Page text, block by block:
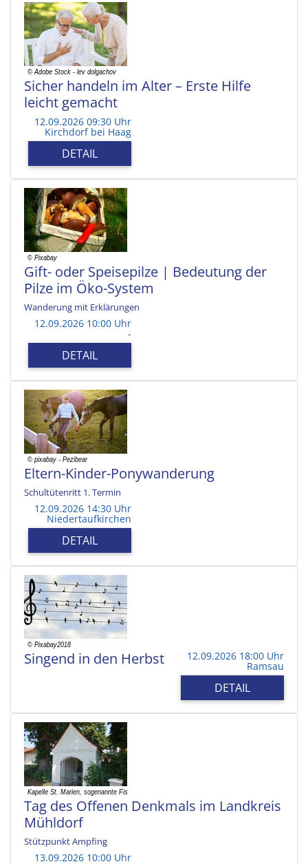
Sicher handeln im Alter – Erste Hilfe
leicht gemacht
12.09.2026 09:30 Uhr
Kirchdorf bei Haag
DETAIL
Gift- oder Speisepilze | Bedeutung der
Pilze im Öko-System
Wanderung mit Erklärungen
12.09.2026 10:00 Uhr
-
DETAIL
Eltern-Kinder-Ponywanderung
Schultütenritt 1. Termin
12.09.2026 14:30 Uhr
Niedertaufkirchen
DETAIL
Singend in den Herbst 12.09.2026 18:00 Uhr
Ramsau
DETAIL
Tag des Offenen Denkmals im Landkreis
Mühldorf
Stützpunkt Ampfing
13.09.2026 10:00 Uhr